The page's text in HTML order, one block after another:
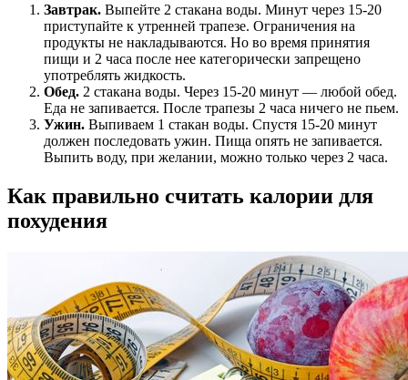
Завтрак. Выпейте 2 стакана воды. Минут через 15-20
приступайте к утренней трапезе. Ограничения на
продукты не накладываются. Но во время принятия
пищи и 2 часа после нее категорически запрещено
употреблять жидкость.
Обед. 2 стакана воды. Через 15-20 минут — любой обед.
Еда не запивается. После трапезы 2 часа ничего не пьем.
Ужин. Выпиваем 1 стакан воды. Спустя 15-20 минут
должен последовать ужин. Пища опять не запивается.
Выпить воду, при желании, можно только через 2 часа.
Как правильно считать калории для
похудения